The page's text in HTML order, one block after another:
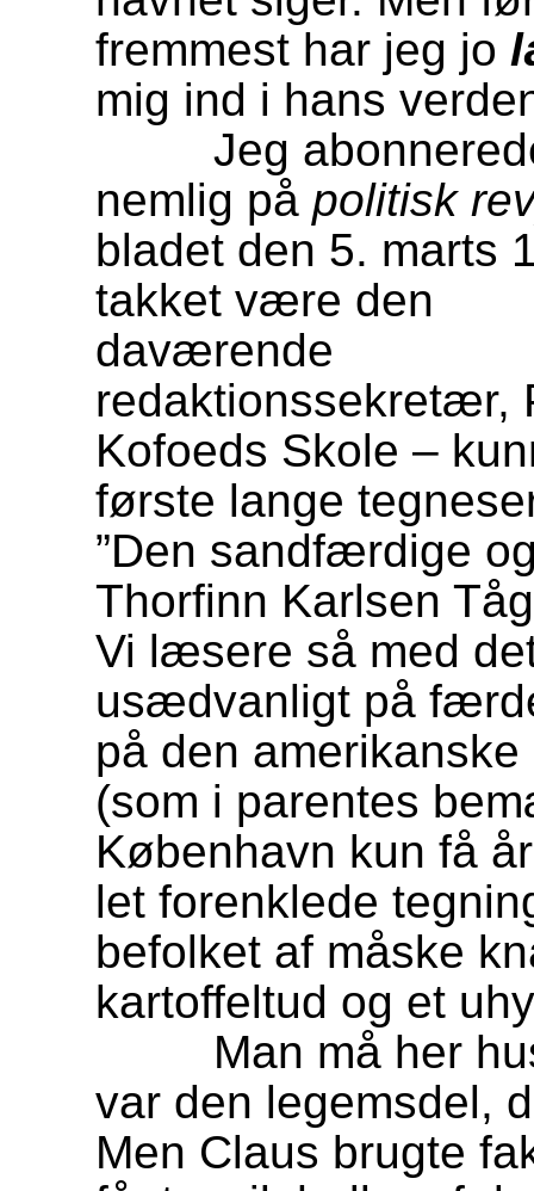
fremmest har jeg jo
mig ind i hans
Jeg
nemlig på politisk
bladet den 5. marts
takket være den
daværende
redaktionssekretær,
Kofoeds Skole –
første lange
”Den sandfærdige
Thorfinn Karlsen
Vi læsere så med
usædvanligt på
på den
(som i parentes
København kun få
let forenklede
befolket af måske
kartoffeltud og et
Man må her
var den legemsdel,
Men Claus brugte